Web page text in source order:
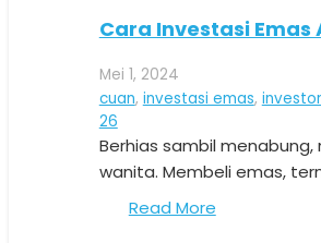
Cara Investasi
Mei 1, 2024
cuan, investasi emas,
26Komentar
Berhias sambil
wanita. Membeli emas,
Read More